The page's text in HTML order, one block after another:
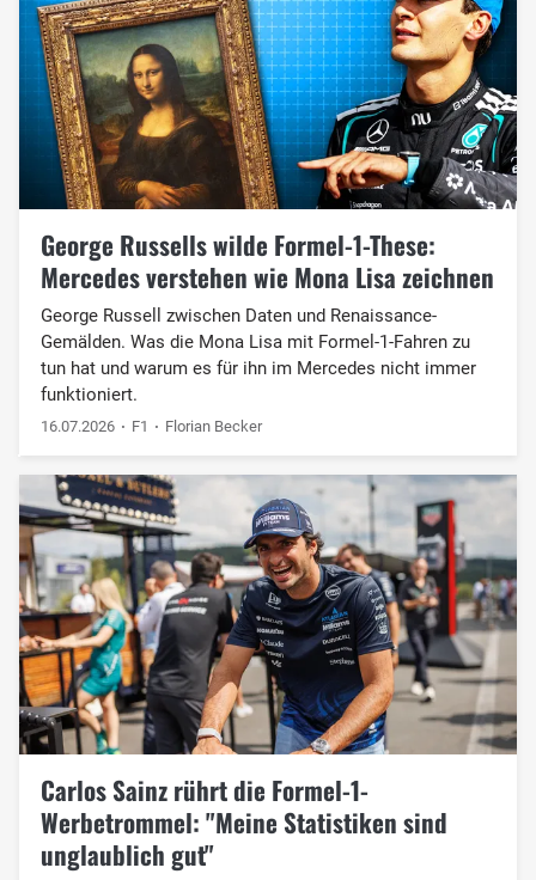
George Russells wilde Formel-1-These:
Mercedes verstehen wie Mona Lisa zeichnen
George Russell zwischen Daten und Renaissance-
Gemälden. Was die Mona Lisa mit Formel-1-Fahren zu
tun hat und warum es für ihn im Mercedes nicht immer
funktioniert.
16.07.2026 F1 Florian Becker
Carlos Sainz rührt die Formel-1-
Werbetrommel: "Meine Statistiken sind
unglaublich gut"